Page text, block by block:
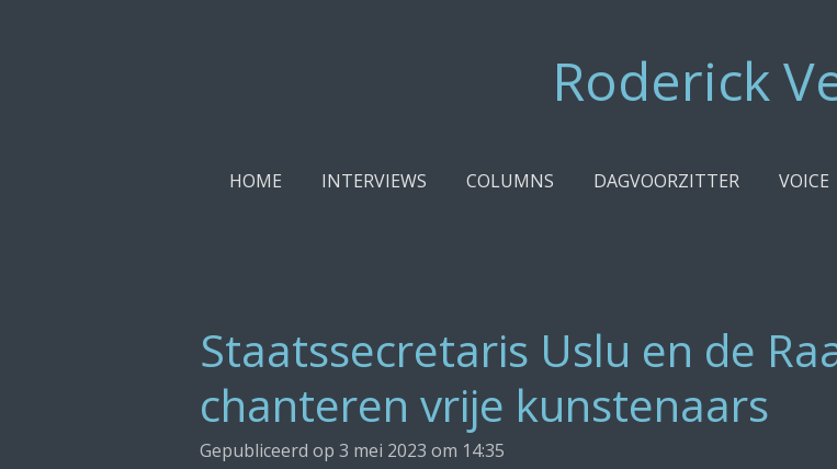
Roderick
HOME INTERVIEWS COLUMNS DAGVOORZITTER VOICE
Staatssecretaris Uslu en de
chanteren vrije kunstenaars
Gepubliceerd op 3 mei 2023 om 14:35